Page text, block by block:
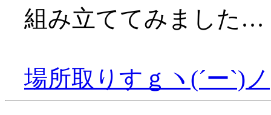
組み立ててみました…
場所取りすｇヽ(´ー`)ノ